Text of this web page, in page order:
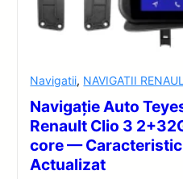
Navigatii, NAVIGATII
Navigație Auto
Renault Clio 3
core —
Actualizat